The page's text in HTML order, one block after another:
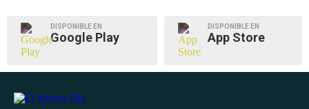
DISPONIBLE EN
Google Play
DISPONIBLE EN
App Store